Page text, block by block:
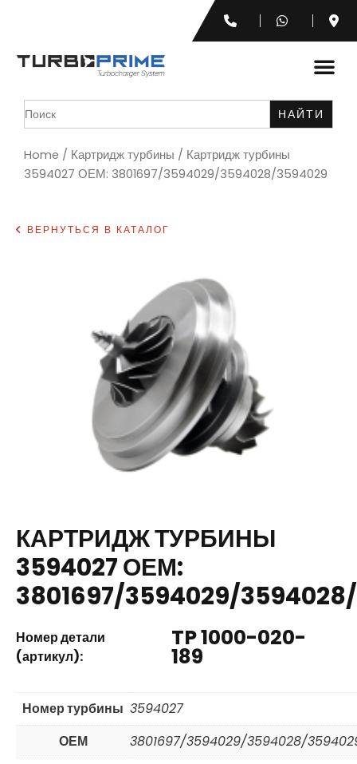
Search
for:
Home / Картридж турбины / Картридж турбины
3594027 ОЕМ: 3801697/3594029/3594028/3594029
ВЕРНУТЬСЯ В КАТАЛОГ
КАРТРИДЖ ТУРБИНЫ
3594027 ОЕМ:
3801697/3594029/
Номер детали
(артикул):
TP 1000-020-
189
Номер турбины 3594027
ОЕМ
3801697/3594029/3594028/